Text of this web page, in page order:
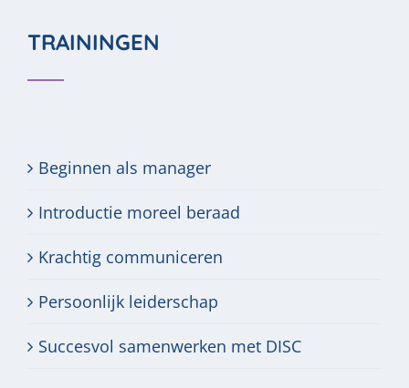
TRAININGEN
Beginnen als manager
Introductie moreel beraad
Krachtig communiceren
Persoonlijk leiderschap
Succesvol samenwerken met DISC